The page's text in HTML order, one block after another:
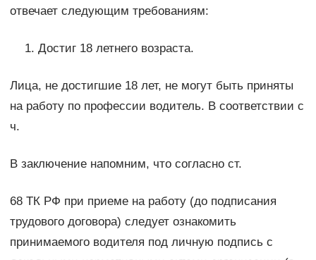
отвечает следующим требованиям:
Достиг 18 летнего возраста.
Лица, не достигшие 18 лет, не могут быть приняты
на работу по профессии водитель. В соответствии с
ч.
В заключение напомним, что согласно ст.
68 ТК РФ при приеме на работу (до подписания
трудового договора) следует ознакомить
принимаемого водителя под личную подпись с